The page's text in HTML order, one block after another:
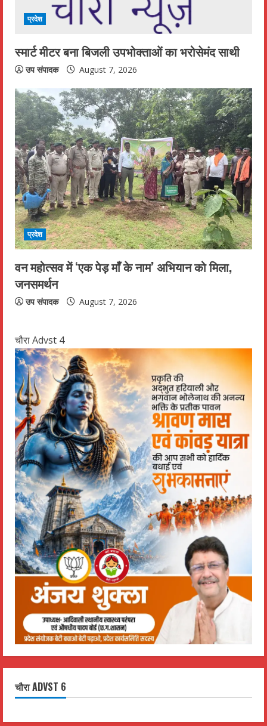
प्रदेश
स्मार्ट मीटर बना बिजली उपभोक्ताओं का भरोसेमंद साथी
उप संपादक August 7, 2026
प्रदेश
वन महोत्सव में ‘एक पेड़ माँ के नाम’ अभियान को मिला,
जनसमर्थन
उप संपादक August 7, 2026
चौरा Advst 4
चौरा ADVST 6